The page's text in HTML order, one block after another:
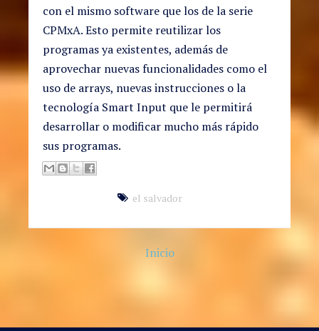
con el mismo software que los de la serie
CPMxA. Esto permite reutilizar los
programas ya existentes, además de
aprovechar nuevas funcionalidades como el
uso de arrays, nuevas instrucciones o la
tecnología Smart Input que le permitirá
desarrollar o modificar mucho más rápido
sus programas.
el salvador
Inicio